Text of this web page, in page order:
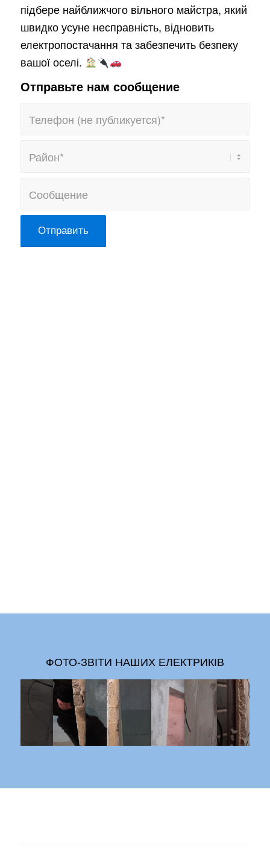
підбере найближчого вільного майстра, який
швидко усуне несправність, відновить
електропостачання та забезпечить безпеку
вашої оселі.
Отправьте нам сообщение
ФОТО-ЗВІТИ НАШИХ ЕЛЕКТРИКІВ